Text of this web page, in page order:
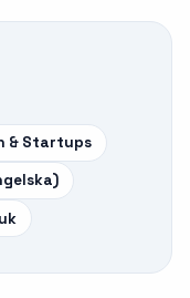
& Startups